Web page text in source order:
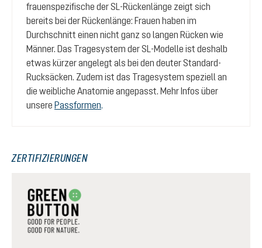
frauenspezifische der SL-Rückenlänge zeigt sich
bereits bei der Rückenlänge: Frauen haben im
Durchschnitt einen nicht ganz so langen Rücken wie
Männer. Das Tragesystem der SL-Modelle ist deshalb
etwas kürzer angelegt als bei den deuter Standard-
Rucksäcken. Zudem ist das Tragesystem speziell an
die weibliche Anatomie angepasst. Mehr Infos über
unsere Passformen.
ZERTIFIZIERUNGEN